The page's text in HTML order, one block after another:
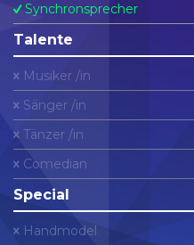
Synchronsprecher
Talente
Musiker /in
Sänger /in
Tänzer /in
Comedian
Special
Handmodel